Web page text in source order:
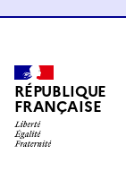
RÉPUBLIQUE
FRANÇAISE